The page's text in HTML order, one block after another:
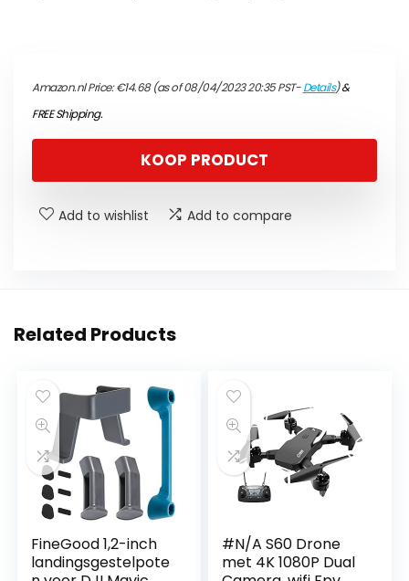
Amazon.nl Price:€14.68(as of 08/04/2023 20:35 PST-Details)&
FREE Shipping.
KOOP PRODUCT
Add to wishlist Add to compare
Related Products
FineGood 1,2-inch
landingsgestelpote
#N/A S60 Drone
met 4K 1080P Dual